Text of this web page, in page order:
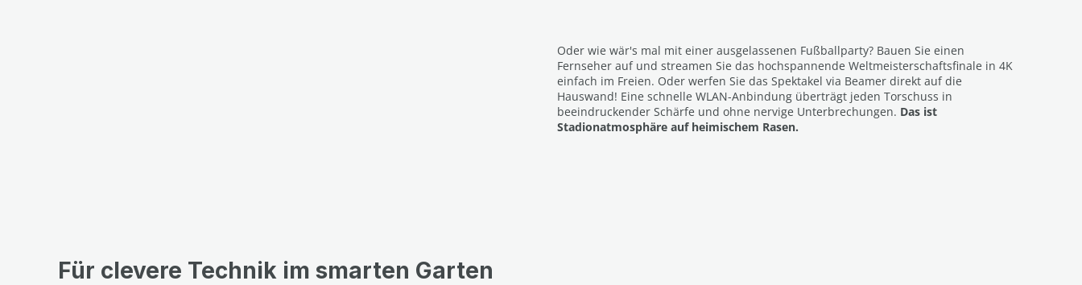
Oder wie wär's mal mit einer ausgelassenen Fußballparty? Bauen Sie einen
Fernseher auf und streamen Sie das hochspannende Weltmeisterschaftsfinale in 4K
einfach im Freien. Oder werfen Sie das Spektakel via Beamer direkt auf die
Hauswand! Eine schnelle WLAN-Anbindung überträgt jeden Torschuss in
beeindruckender Schärfe und ohne nervige Unterbrechungen. Das ist
Stadionatmosphäre auf heimischem Rasen.
Für clevere Technik im smarten Garten